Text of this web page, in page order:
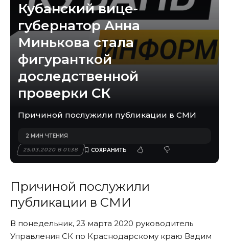
Кубанский вице-
губернатор Анна
Минькова стала
фигуранткой
доследственной
проверки СК
Причиной послужили публикации в СМИ
25.03.2020 В 01:38
2 МИН ЧТЕНИЯ
Причиной послужили
публикации в СМИ
В понедельник, 23 марта 2020 руководитель
Управления СК по Краснодарскому краю Вадим